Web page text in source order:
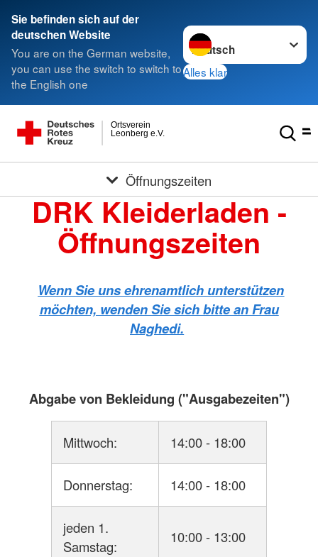
Sie befinden sich auf der
deutschen Website
You are on the German website,
you can use the switch to switch to
the English one
Sprache wechseln zu
Alles klar
Leonberg e.V.
Ortsverein
Öffnungszeiten
DRK Kleiderladen -
Öffnungszeiten
Wenn Sie uns ehrenamtlich unterstützen
möchten, wenden Sie sich bitte an Frau
Naghedi.
Abgabe von Bekleidung ("Ausgabezeiten")
Mittwoch: 14:00 - 18:00
Donnerstag: 14:00 - 18:00
jeden 1.
Samstag:
10:00 - 13:00